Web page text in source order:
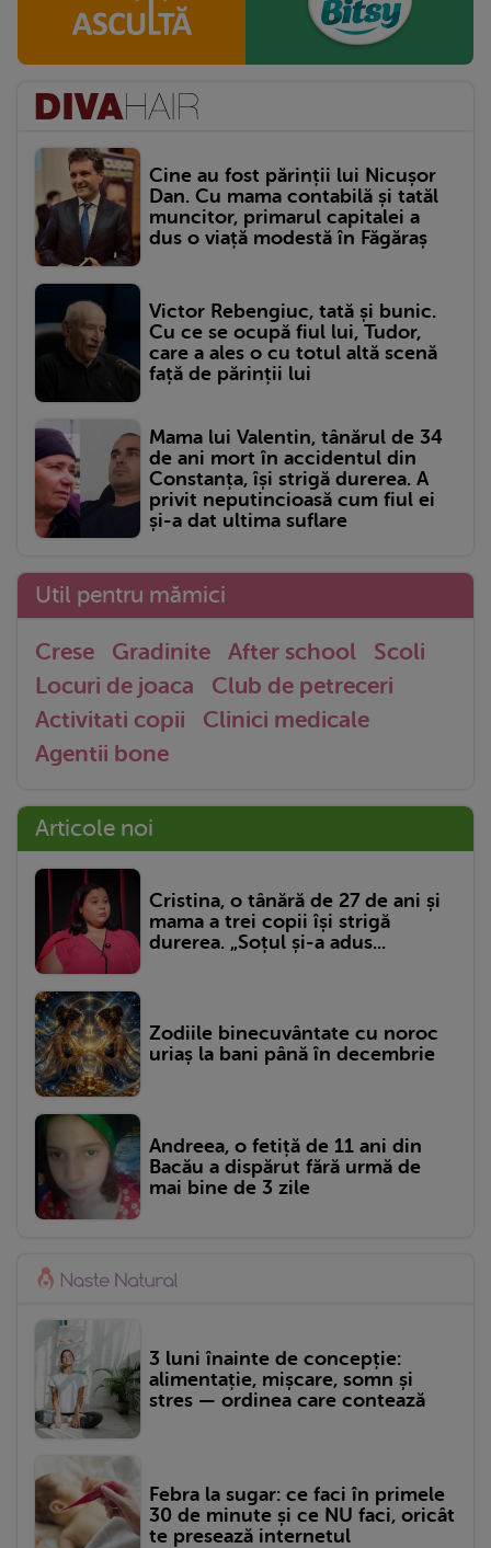
Cine au fost părinții lui Nicușor
Dan. Cu mama contabilă și tatăl
muncitor, primarul capitalei a
dus o viață modestă în Făgăraș
Victor Rebengiuc, tată și bunic.
Cu ce se ocupă fiul lui, Tudor,
care a ales o cu totul altă scenă
față de părinții lui
Mama lui Valentin, tânărul de 34
de ani mort în accidentul din
Constanța, își strigă durerea. A
privit neputincioasă cum fiul ei
și-a dat ultima suflare
Util pentru mămici
Crese Gradinite After school
Scoli
Locuri de joaca
Club de petreceri
Activitati copii
Clinici medicale
Agentii bone
Articole noi
Cristina, o tânără de 27 de ani și
mama a trei copii își strigă
durerea. „Soțul și-a adus...
Zodiile binecuvântate cu noroc
uriaș la bani până în decembrie
Andreea, o fetiță de 11 ani din
Bacău a dispărut fără urmă de
mai bine de 3 zile
3 luni înainte de concepție:
alimentație, mișcare, somn și
stres — ordinea care contează
Febra la sugar: ce faci în primele
30 de minute și ce NU faci, oricât
te presează internetul